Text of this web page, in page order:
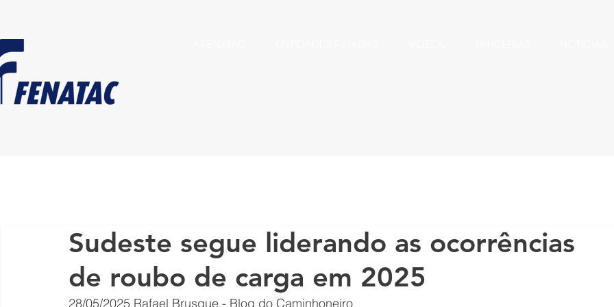
Sudeste segue liderando as ocorrências
de roubo de carga em 2025
28/05/2025 Rafael Brusque - Blog do Caminhoneiro